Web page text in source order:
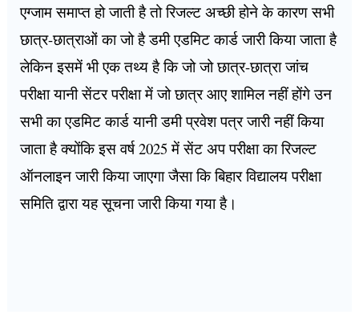
एग्जाम समाप्त हो जाती है तो रिजल्ट अच्छी होने के कारण सभी
छात्र-छात्राओं का जो है डमी एडमिट कार्ड जारी किया जाता है
लेकिन इसमें भी एक तथ्य है कि जो जो छात्र-छात्रा जांच
परीक्षा यानी सेंटर परीक्षा में जो छात्र आए शामिल नहीं होंगे उन
सभी का एडमिट कार्ड यानी डमी प्रवेश पत्र जारी नहीं किया
जाता है क्योंकि इस वर्ष 2025 में सेंट अप परीक्षा का रिजल्ट
ऑनलाइन जारी किया जाएगा जैसा कि बिहार विद्यालय परीक्षा
समिति द्वारा यह सूचना जारी किया गया है।